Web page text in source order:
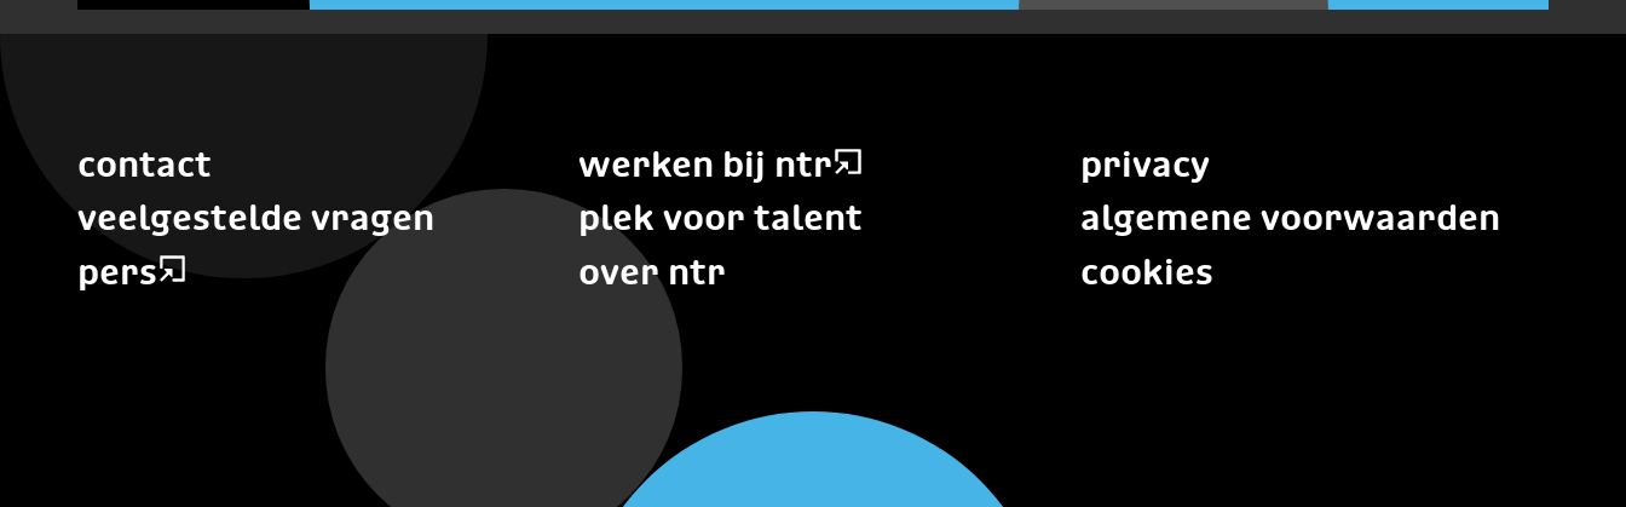
contact
veelgestelde vragen
pers
werken bij ntr
plek voor talent
over ntr
privacy
algemene voorwaarden
cookies